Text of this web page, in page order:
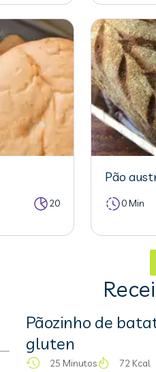
20
Pão
0 Min
Pãozinho de
gluten
25 Minutos 72 Kcal